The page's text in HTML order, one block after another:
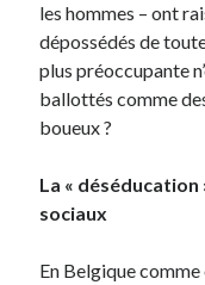
Langues anciennes(22)
Médias(16)
Philosophie pratique
Poésie(4)
Politique(95)
Spiritualité(11)
Uncategorized
les hommes – ont
dépossédés de
plus préoccupante
ballottés comme
boueux ?
La « déséducation
sociaux
En Belgique comme